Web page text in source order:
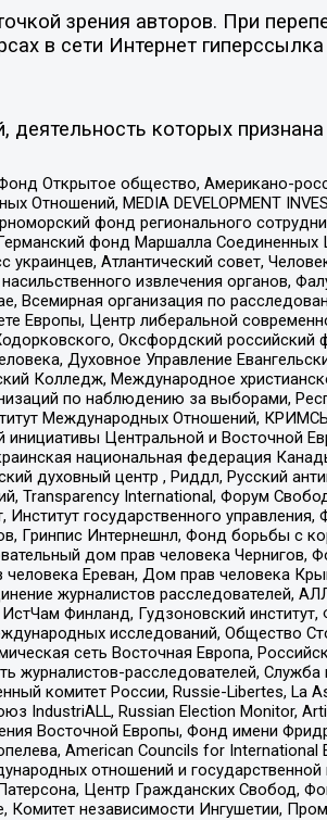
зрения авторов. При
в сети Интернет
которых
Открытое общество, Американо-
MEDIA DEVELOPMENT
фонд регионального
фонд Маршалла Соединенных
Атлантический совет,
извлечения органов,
Всемирная организация по
Европы, Центр либеральной
Оксфордский
Духовное Управление
Колледж, Международное
по наблюдению за выборами,
Международных Отношений,
инициативы Центральной и Восточной
национальная федерация
духовный центр , Риддл, Русский
Transparеncy International, Форум
государственного управления,
Гринпис Интернешнл, Фонд борьбы с
дом прав человека Чернигов,
Ереван, Дом прав человека
журналистов расследователей,
Финланд, Гудзоновский
исследований, Общество
сеть Восточная Европа,
журналистов-расследователей,
комитет России, Russie-Libertes, La
IndustriALL, Russian Election Monitor,
Восточной Европы, Фонд имени
American Councils for International
отношений и государственной
Центр Гражданских Свобод,
независимости Ингушетии,